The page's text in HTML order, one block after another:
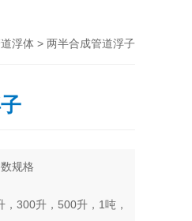
浮体 > 两半合成管道浮子
规格
300升，500升，1吨，